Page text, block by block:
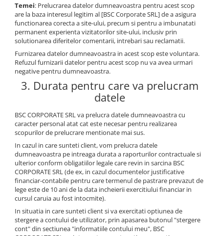
Temei: Prelucrarea datelor dumneavoastra pentru acest scop
are la baza interesul legitim al [BSC Corporate SRL] de a asigura
functionarea corecta a site-ului, precum si pentru a imbunatati
permanent experienta vizitatorilor site-ului, inclusiv prin
solutionarea diferitelor comentarii, intrebari sau reclamatii.
Furnizarea datelor dumneavoastra in acest scop este voluntara.
Refuzul furnizarii datelor pentru acest scop nu va avea urmari
negative pentru dumneavoastra.
3. Durata pentru care va prelucram
datele
BSC CORPORATE SRL va prelucra datele dumneavoastra cu
caracter personal atat cat este necesar pentru realizarea
scopurilor de prelucrare mentionate mai sus.
In cazul in care sunteti client, vom prelucra datele
dumneavoastra pe intreaga durata a raporturilor contractuale si
ulterior conform obligatiilor legale care revin in sarcina BSC
CORPORATE SRL (de ex, in cazul documentelor justificative
financiar-contabile pentru care termenul de pastrare prevazut de
lege este de 10 ani de la data incheierii exercitiului financiar in
cursul caruia au fost intocmite).
In situatia in care sunteti client si va exercitati optiunea de
stergere a contului de utilizator, prin apasarea butonul "stergere
cont" din sectiunea "informatiile contului meu", BSC